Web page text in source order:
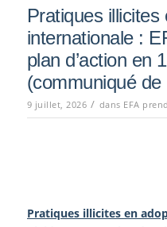
Pratiques illicites
internationale :
plan d’action en
(communiqué de
9 juillet, 2026 / dans EFA
Pratiques illicites en